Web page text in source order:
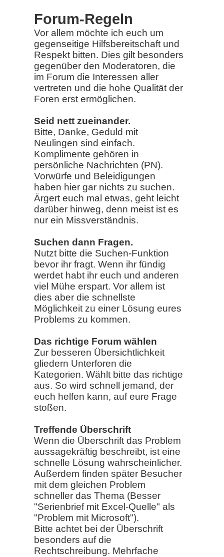
Forum-Regeln
Vor allem möchte ich euch um
gegenseitige Hilfsbereitschaft und
Respekt bitten. Dies gilt besonders
gegenüber den Moderatoren, die
im Forum die Interessen aller
vertreten und die hohe Qualität der
Foren erst ermöglichen.
Seid nett zueinander.
Bitte, Danke, Geduld mit
Neulingen sind einfach.
Komplimente gehören in
persönliche Nachrichten (PN).
Vorwürfe und Beleidigungen
haben hier gar nichts zu suchen.
Ärgert euch mal etwas, geht leicht
darüber hinweg, denn meist ist es
nur ein Missverständnis.
Suchen dann Fragen.
Nutzt bitte die Suchen-Funktion
bevor ihr fragt. Wenn ihr fündig
werdet habt ihr euch und anderen
viel Mühe erspart. Vor allem ist
dies aber die schnellste
Möglichkeit zu einer Lösung eures
Problems zu kommen.
Das richtige Forum wählen
Zur besseren Übersichtlichkeit
gliedern Unterforen die
Kategorien. Wählt bitte das richtige
aus. So wird schnell jemand, der
euch helfen kann, auf eure Frage
stoßen.
Treffende Überschrift
Wenn die Überschrift das Problem
aussagekräftig beschreibt, ist eine
schnelle Lösung wahrscheinlicher.
Außerdem finden später Besucher
mit dem gleichen Problem
schneller das Thema (Besser
"Serienbrief mit Excel-Quelle" als
"Problem mit Microsoft").
Bitte achtet bei der Überschrift
besonders auf die
Rechtschreibung. Mehrfache